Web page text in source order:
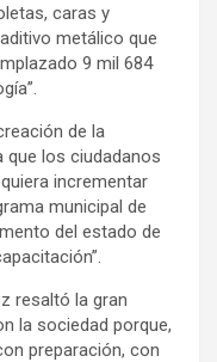
caras y
metálico que
9 mil 684
de la
que los ciudadanos
incrementar
municipal de
del estado de
resaltó la gran
la sociedad porque,
preparación, con